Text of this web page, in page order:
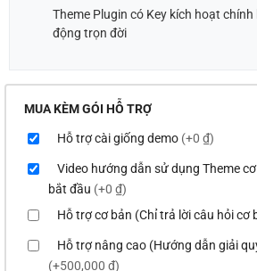
Theme Plugin có Key kích hoạt
động trọn đời
MUA KÈM GÓI HỖ TRỢ
Hỗ trợ cài giống demo (+0 ₫)
Video hướng dẫn sử dụng Theme
bắt đầu (+0 ₫)
Hỗ trợ cơ bản (Chỉ trả lời câu hỏi cơ
Hỗ trợ nâng cao (Hướng dẫn giải
(+500,000 ₫)